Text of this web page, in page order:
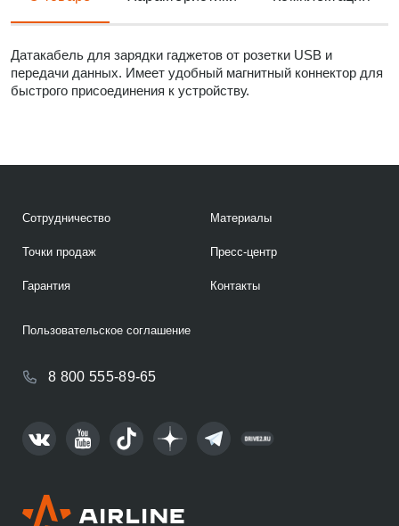
Датакабель для зарядки гаджетов от розетки USB и
передачи данных. Имеет удобный магнитный коннектор для
быстрого присоединения к устройству.
Сотрудничество
Точки продаж
Гарантия
Материалы
Пресс-центр
Контакты
8 800 555-89-65
Пользовательское соглашение